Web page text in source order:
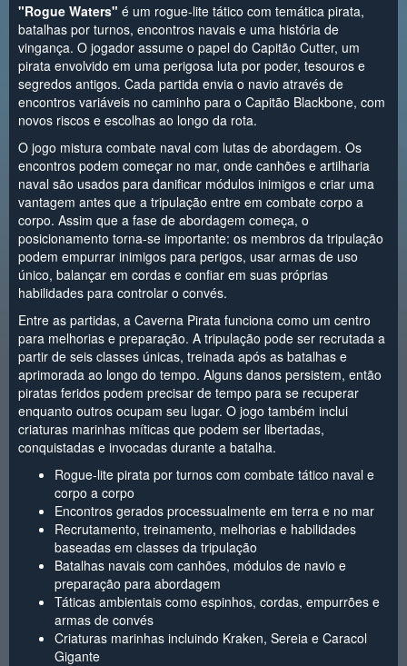
"Rogue Waters" é um rogue-lite tático com temática pirata,
batalhas por turnos, encontros navais e uma história de
vingança. O jogador assume o papel do Capitão Cutter, um
pirata envolvido em uma perigosa luta por poder, tesouros e
segredos antigos. Cada partida envia o navio através de
encontros variáveis no caminho para o Capitão Blackbone, com
novos riscos e escolhas ao longo da rota.
O jogo mistura combate naval com lutas de abordagem. Os
encontros podem começar no mar, onde canhões e artilharia
naval são usados para danificar módulos inimigos e criar uma
vantagem antes que a tripulação entre em combate corpo a
corpo. Assim que a fase de abordagem começa, o
posicionamento torna-se importante: os membros da tripulação
podem empurrar inimigos para perigos, usar armas de uso
único, balançar em cordas e confiar em suas próprias
habilidades para controlar o convés.
Entre as partidas, a Caverna Pirata funciona como um centro
para melhorias e preparação. A tripulação pode ser recrutada a
partir de seis classes únicas, treinada após as batalhas e
aprimorada ao longo do tempo. Alguns danos persistem, então
piratas feridos podem precisar de tempo para se recuperar
enquanto outros ocupam seu lugar. O jogo também inclui
criaturas marinhas míticas que podem ser libertadas,
conquistadas e invocadas durante a batalha.
Rogue-lite pirata por turnos com combate tático naval e
corpo a corpo
Encontros gerados processualmente em terra e no mar
Recrutamento, treinamento, melhorias e habilidades
baseadas em classes da tripulação
Batalhas navais com canhões, módulos de navio e
preparação para abordagem
Táticas ambientais como espinhos, cordas, empurrões e
armas de convés
Criaturas marinhas incluindo Kraken, Sereia e Caracol
Gigante